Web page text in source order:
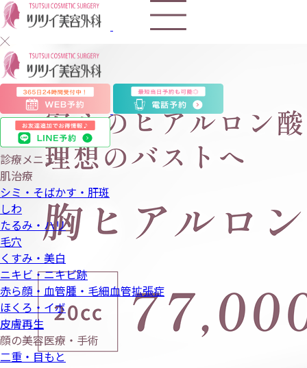
診療メニュー
肌治療
シミ・そばかす・肝斑
しわ
たるみ・ハリ
毛穴
くすみ・美白
ニキビ・ニキビ跡
赤ら顔・血管腫・毛細血管拡張症
ほくろ・イボ
皮膚再生
顔の美容医療・手術
二重・目もと
ヒ
ア
ル
ロ
ン
酸
注
入
(胸)